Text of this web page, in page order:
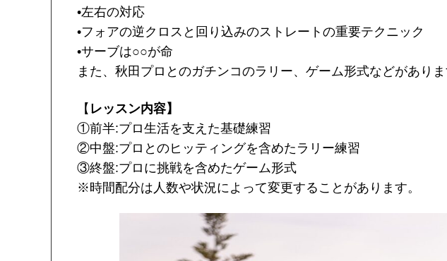
•左右の対応
•フォアの逆クロスと回り込みのストレートの重要テクニック
•サーブは○○が命
また、秋田プロとのガチンコのラリー、ゲーム形式などがありま
【 レッスン内容】
①前半:プロ生活を支えた基礎練習
②中盤:プロとのヒッティングを含めたラリー練習
③終盤:プロに挑戦を含めたゲーム形式
※時間配分は人数や状況によって変更することがあります。